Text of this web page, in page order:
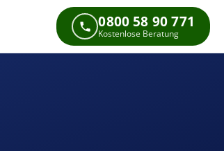
0800 58 90 771
Kostenlose Beratung